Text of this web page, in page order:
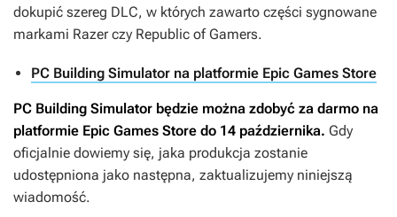
dokupić szereg DLC, w których zawarto części sygnowane
markami Razer czy Republic of Gamers.
PC Building Simulator na platformie Epic Games Store
PC Building Simulator będzie można zdobyć za darmo na
platformie Epic Games Store do 14 października. Gdy
oficjalnie dowiemy się, jaka produkcja zostanie
udostępniona jako następna, zaktualizujemy niniejszą
wiadomość.